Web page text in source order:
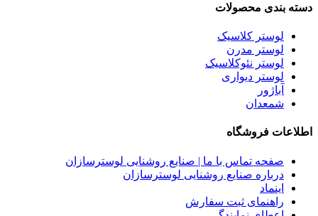
دسته بندی محصولات
لوستر کلاسیک
لوستر مدرن
لوستر نئوکلاسیک
لوستر دیواری
آباژور
شمعدان
اطلاعات فروشگاه
صفحه تماس با ما | صنایع روشنایی لوسترسازان
درباره صنایع روشنایی لوسترسازان
اینماد
راهنمای ثبت سفارش